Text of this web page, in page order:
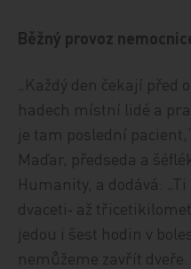
Běžný provoz
„Každý den čekají před
hadech místní lidé a
je tam poslední
Maďar, předseda a
Humanity, a dodává:
dvaceti‑ až
jedou i šest hodin v
nemůžeme zavřít